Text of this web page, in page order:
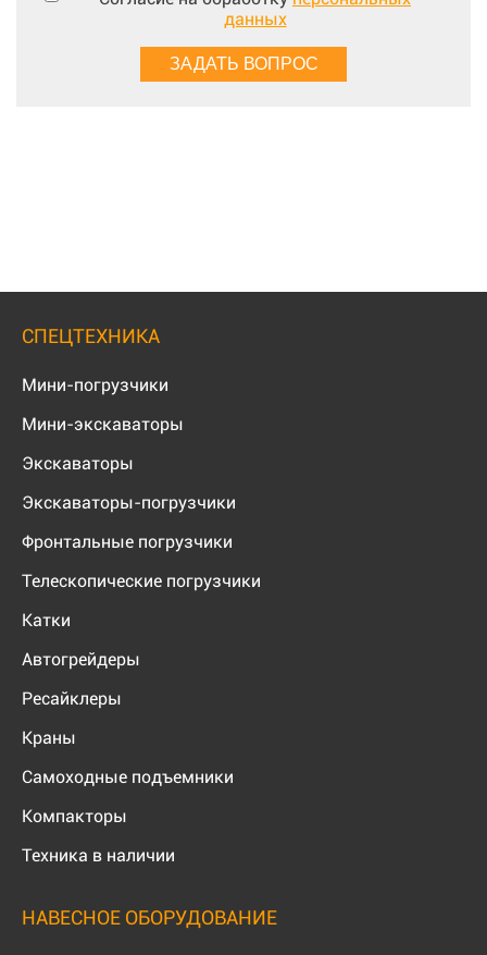
данных
СПЕЦТЕХНИКА
Мини-погрузчики
Мини-экскаваторы
Экскаваторы
Экскаваторы-погрузчики
Фронтальные погрузчики
Телескопические погрузчики
Катки
Автогрейдеры
Ресайклеры
Краны
Самоходные подъемники
Компакторы
Техника в наличии
НАВЕСНОЕ ОБОРУДОВАНИЕ